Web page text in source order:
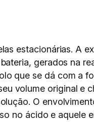
estacionárias. A
gerados na
que se dá com a
volume original e
O
no ácido e aquele